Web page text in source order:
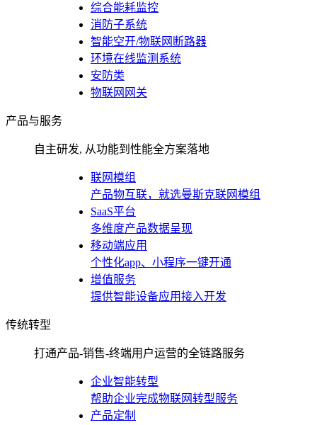
综合能耗监控
消防子系统
智能空开/物联网断路器
环境在线监测系统
安防类
物联网网关
产品与服务
自主研发, 从功能到性能全方案落地
联网模组
产品物互联，就选曼斯克联网模组
SaaS平台
多维度产品数据呈现
移动端应用
个性化app、小程序一键开通
增值服务
提供智能设备应用接入开发
传统转型
打通产品-销售-终端用户运营的全链路服务
企业智能转型
帮助企业完成物联网转型服务
产品定制